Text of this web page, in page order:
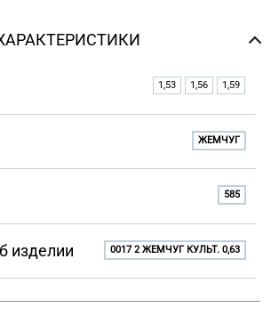
1,53 1,56 1,59
ЖЕМЧУГ
585
изделии 0017 2 ЖЕМЧУГ КУЛЬТ. 0,63